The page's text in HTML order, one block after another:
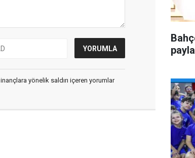
yönelik saldırı içeren yorumlar